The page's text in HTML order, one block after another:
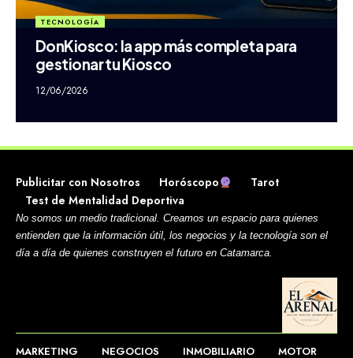
TECNOLOGÍA
DonKiosco: la app más completa para
gestionar tu Kiosco
12/06/2026
Publicitar con Nosotros Horóscopo
Tarot
Test de Mentalidad Deportiva
No somos un medio tradicional. Creamos un espacio para quienes
entienden que la información útil, los negocios y la tecnología son el
día a día de quienes construyen el futuro en Catamarca.
MARKETING NEGOCIOS INMOBILIARIO MOTOR